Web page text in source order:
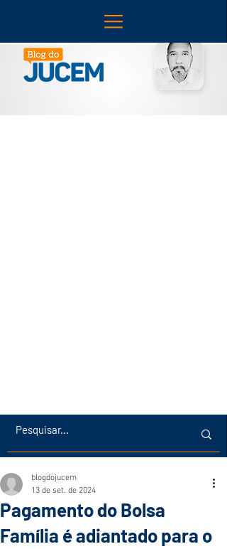
Pagamento do Bolsa
Família é adiantado para o
blogdojucem
13 de set. de 2024